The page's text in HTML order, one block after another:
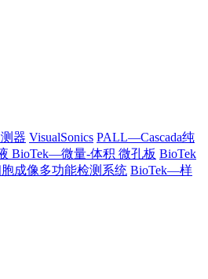
器 VisualSonics PALL—Cascada纯
BioTek—微量-体积 微孔板 BioTek
成像多功能检测系统 BioTek—样